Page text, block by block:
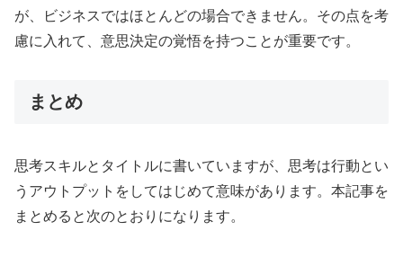
が、ビジネスではほとんどの場合できません。その点を考
慮に入れて、意思決定の覚悟を持つことが重要です。
まとめ
思考スキルとタイトルに書いていますが、思考は行動とい
うアウトプットをしてはじめて意味があります。本記事を
まとめると次のとおりになります。